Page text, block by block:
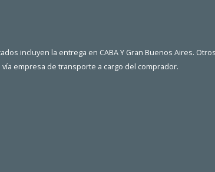
incluyen la entrega en CABA Y Gran Buenos Aires.
empresa de transporte a cargo del comprador.